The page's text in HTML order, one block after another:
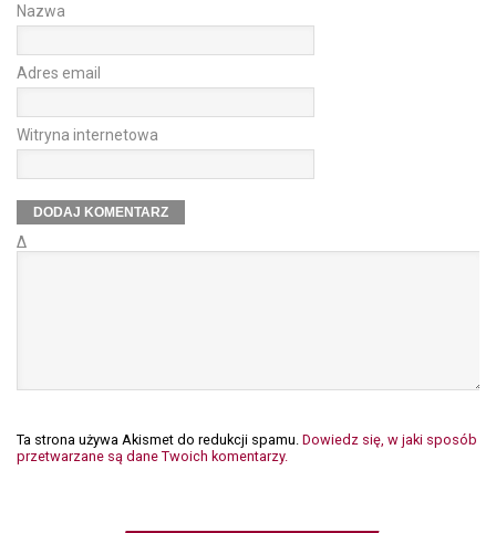
Nazwa
Adres email
Witryna internetowa
Δ
Ta strona używa Akismet do redukcji spamu. Dowiedz się, w jaki sposób
przetwarzane są dane Twoich komentarzy.